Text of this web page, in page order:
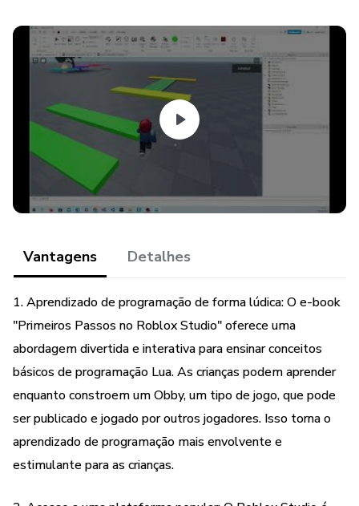
*Ficar invisível
*Teleporte e outros scripts
Vantagens Detalhes
1. Aprendizado de programação de forma lúdica: O e-book
"Primeiros Passos no Roblox Studio" oferece uma
abordagem divertida e interativa para ensinar conceitos
básicos de programação Lua. As crianças podem aprender
enquanto constroem um Obby, um tipo de jogo, que pode
ser publicado e jogado por outros jogadores. Isso torna o
aprendizado de programação mais envolvente e
estimulante para as crianças.